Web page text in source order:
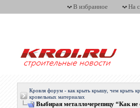
В избранное На
Кровля форум - как крыть крышу, чем крыть
кровельных материалах
Выбирая металлочерепицу “Как не